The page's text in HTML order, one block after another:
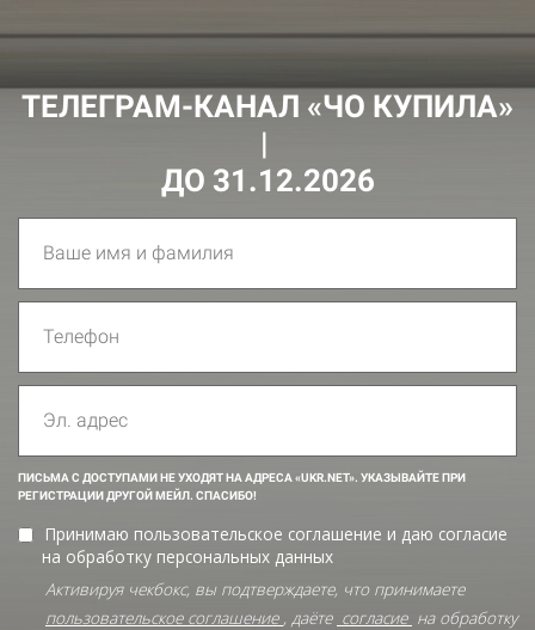
ТЕЛЕГРАМ-КАНАЛ «ЧО КУПИЛА»
|
ДО 31.12.2026
ПИСЬМА С ДОСТУПАМИ НЕ УХОДЯТ НА АДРЕСА «UKR.NET». УКАЗЫВАЙТЕ ПРИ
РЕГИСТРАЦИИ ДРУГОЙ МЕЙЛ. СПАСИБО!
Принимаю пользовательское соглашение и даю согласие
на обработку персональных данных
Активируя чекбокс, вы подтверждаете, что принимаете
пользовательское соглашение , даёте согласие на обработку